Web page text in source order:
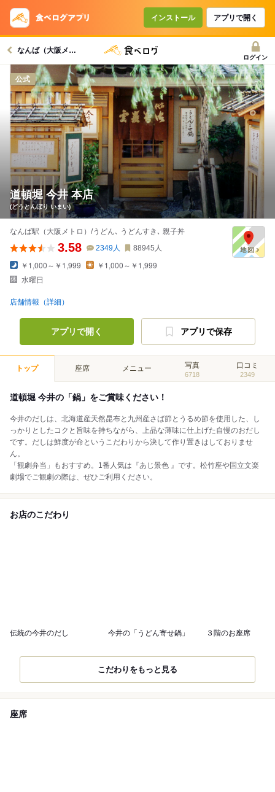
インストール アプリで開く
なんば（大阪メトロ）駅グルメへ
ログイン
公式
道頓堀 今井 本店
(どうとんぼり いまい)
なんば駅（大阪メトロ）/うどん､ うどんすき､ 親子丼
3.58 2349人 88945 人
￥1,000～￥1,999
￥1,000～￥1,999
水曜日
店舗情報（詳細）
アプリで開く アプリで保存
トップ 座席 メニュー 写真
6718
口コミ
2349
道頓堀 今井の「鍋」をご賞味ください！
今井のだしは、北海道産天然昆布と九州産さば節とうるめ節を使用した、し
っかりとしたコクと旨味を持ちながら、上品な薄味に仕上げた自慢のおだし
です。だしは鮮度が命というこだわりから決して作り置きはしておりませ
ん。
「観劇弁当」もおすすめ。1番人気は『あじ景色 』です。松竹座や国立文楽
劇場でご観劇の際は、ぜひご利用ください。
お店のこだわり
伝統の今井のだし 今井の「うどん寄せ鍋」 ３階のお座席
こだわりをもっと見る
座席